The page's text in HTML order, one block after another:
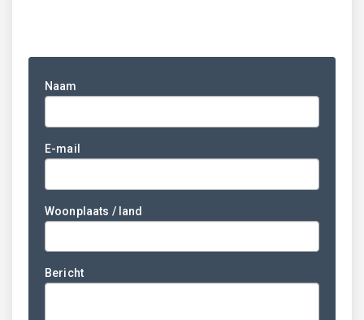
Naam
E-mail
Woonplaats / land
Bericht